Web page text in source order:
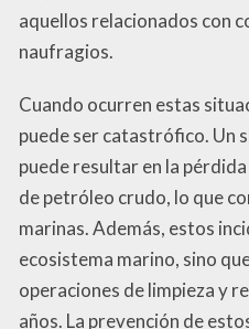
aquellos relacionados con
naufragios.
Cuando ocurren estas
puede ser catastrófico. Un
puede resultar en la
de petróleo crudo, lo que
marinas. Además, estos
ecosistema marino, sino
operaciones de limpieza y
años. La prevención de